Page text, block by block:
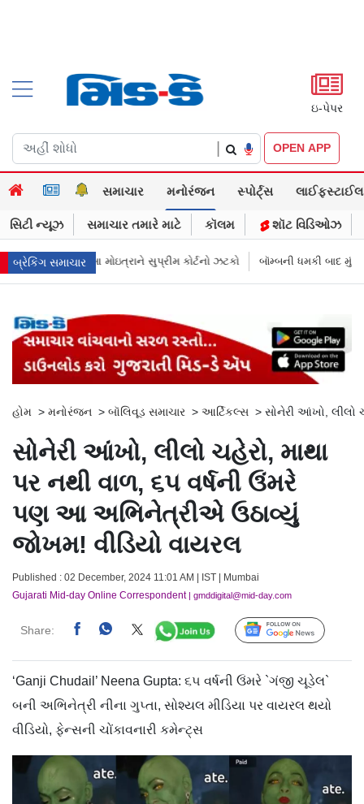
ઇ-પેપર
OPEN APP
સમાચાર મનોરંજન સ્પોર્ટ્સ લાઈફસ્ટાઈલ
સિટી ન્યૂઝ સમાચાર તમારે માટે કૉલમ શૉટ વિડિઓઝ
બ્રેકિંગ સમાચાર
ઝટકો બૉમ્બની ધમકી બાદ મુંબઈમાં હાઈ ઍલર્ટ: શહેરની સુરક્ષા વધારી
હોમ > મનોરંજન > બૉલિવૂડ સમાચાર > આર્ટિકલ્સ > સોનેરી આંખો, લીલો
સોનેરી આંખો, લીલો ચહેરો, માથા
પર નથી વાળ, ૬૫ વર્ષની ઉંમરે
પણ આ અભિનેત્રીએ ઉઠાવ્યું
જોખમ! વીડિયો વાયરલ
Published : 02 December, 2024 11:01 AM | IST | Mumbai
Gujarati Mid-day Online Correspondent| gmddigital@mid-day.com
Share: Follow Us
‘Ganji Chudail’ Neena Gupta: ૬૫ વર્ષની ઉંમરે `ગંજી ચૂડેલ`
બની અભિનેત્રી નીના ગુપ્તા, સોશ્યલ મીડિયા પર વાયરલ થયો
વીડિયો, ફેન્સની ચોંકાવનારી કમેન્ટ્સ